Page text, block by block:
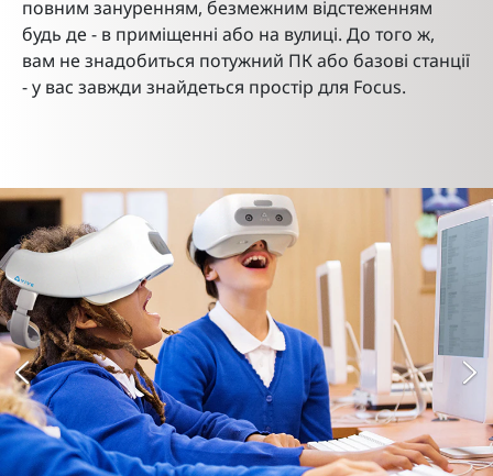
повним зануренням, безмежним відстеженням
будь де - в приміщенні або на вулиці. До того ж,
вам не знадобиться потужний ПК або базові станції
- у вас завжди знайдеться простір для Focus.